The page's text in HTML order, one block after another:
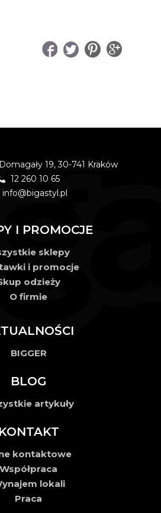
19, 30-741 Kraków
12 260 10 65
info@bigastyl.pl
I PROMOCJE
sklepy
i promocje
odzieży
O firmie
BIGGER
BLOG
artykuły
KONTAKT
kontaktowe
Współpraca
lokali
Praca